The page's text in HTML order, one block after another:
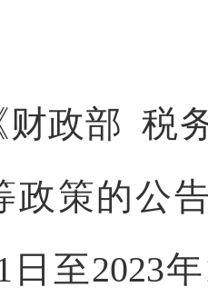
财政部 税
政策的公
日至2023